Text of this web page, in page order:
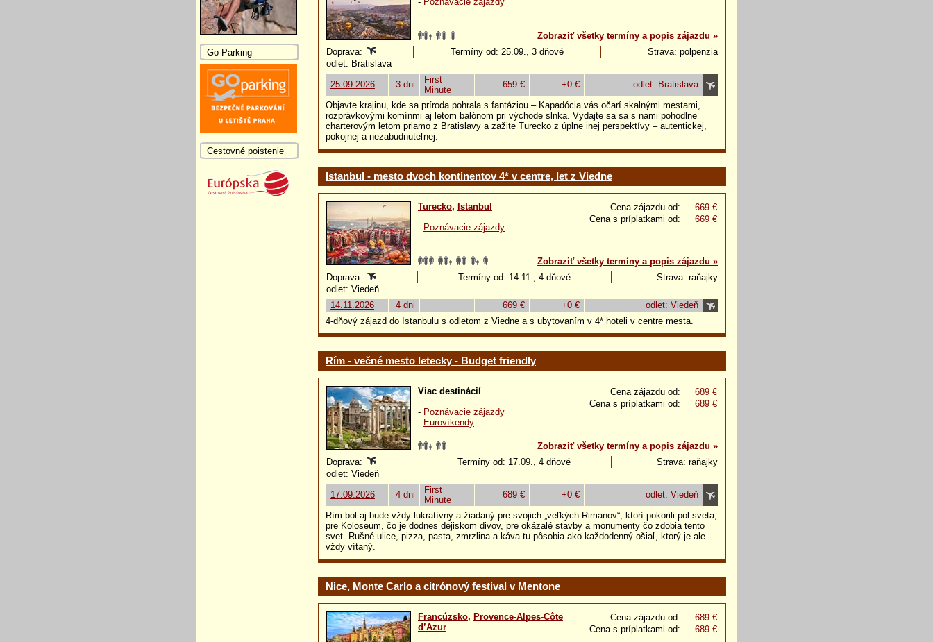
Zobraziť všetky termíny a popis zájazdu »
Doprava:
Termíny od: 25.09., 3 dňové
Strava: polpenzia
odlet: Bratislava
25.09.2026
3 dni
First
Minute
659 € +0 €
odlet: Bratislava
Objavte krajinu, kde sa príroda pohrala s fantáziou – Kapadócia vás očarí skalnými mestami,
rozprávkovými komínmi aj letom balónom pri východe slnka. Vydajte sa sa s nami pohodlne
charterovým letom priamo z Bratislavy a zažite Turecko z úplne inej perspektívy – autentickej,
pokojnej a nezabudnuteľnej.
Istanbul - mesto dvoch kontinentov 4* v centre, let z Viedne
Cena zájazdu od:
669 €
Cena s príplatkami od:
669 €
Turecko, Istanbul
- Poznávacie zájazdy
Zobraziť všetky termíny a popis zájazdu »
Doprava:
Termíny od: 14.11., 4 dňové
Strava: raňajky
odlet: Viedeň
14.11.2026
4 dni 669 € +0 €
odlet: Viedeň
4-dňový zájazd do Istanbulu s odletom z Viedne a s ubytovaním v 4* hoteli v centre mesta.
Rím - večné mesto letecky - Budget friendly
Cena zájazdu od:
689 €
Cena s príplatkami od:
689 €
Viac destinácií
- Poznávacie zájazdy
- Eurovíkendy
Zobraziť všetky termíny a popis zájazdu »
Doprava:
Termíny od: 17.09., 4 dňové
Strava: raňajky
odlet: Viedeň
17.09.2026
4 dni
First
Minute
689 € +0 €
odlet: Viedeň
Rím bol aj bude vždy lukratívny a žiadaný pre svojich „veľkých Rimanov“, ktorí pokorili pol sveta,
pre Koloseum, čo je dodnes dejiskom divov, pre okázalé stavby a monumenty čo zdobia tento
svet. Rušné ulice, pizza, pasta, zmrzlina a káva tu pôsobia ako každodenný ošiaľ, ktorý je ale
vždy vítaný.
Nice, Monte Carlo a citrónový festival v Mentone
Cena zájazdu od:
689 €
Cena s príplatkami od:
689 €
Francúzsko, Provence-Alpes-Côte
d’Azur
Go Parking
Cestovné poistenie